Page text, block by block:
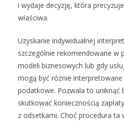
i wydaje decyzję, która
właściwa.
Uzyskanie indywidualnej
szczególnie rekomendowane w
modeli biznesowych lub gdy
mogą być różnie
podatkowe. Pozwala to uniknąć
skutkować koniecznością
z odsetkami. Choć procedura ta